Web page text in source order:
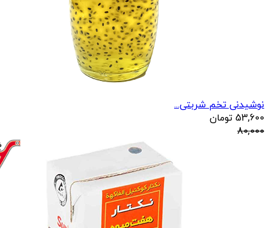
نوشیدنی تخم شربتی...
53,600 تومان
80,000